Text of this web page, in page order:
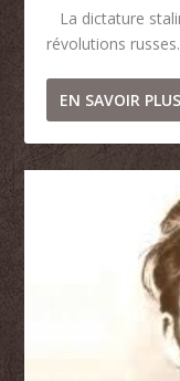
La dictature
révolutions
EN SAVOIR PLUS